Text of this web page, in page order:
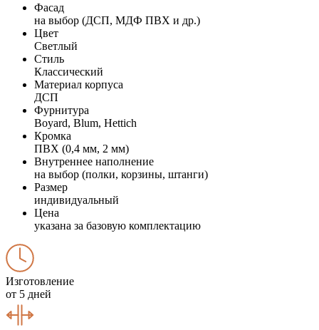
Фасад
на выбор (ДСП, МДФ ПВХ и др.)
Цвет
Светлый
Стиль
Классический
Материал корпуса
ДСП
Фурнитура
Boyard, Blum, Hettich
Кромка
ПВХ (0,4 мм, 2 мм)
Внутреннее наполнение
на выбор (полки, корзины, штанги)
Размер
индивидуальный
Цена
указана за базовую комплектацию
Изготовление
от 5 дней